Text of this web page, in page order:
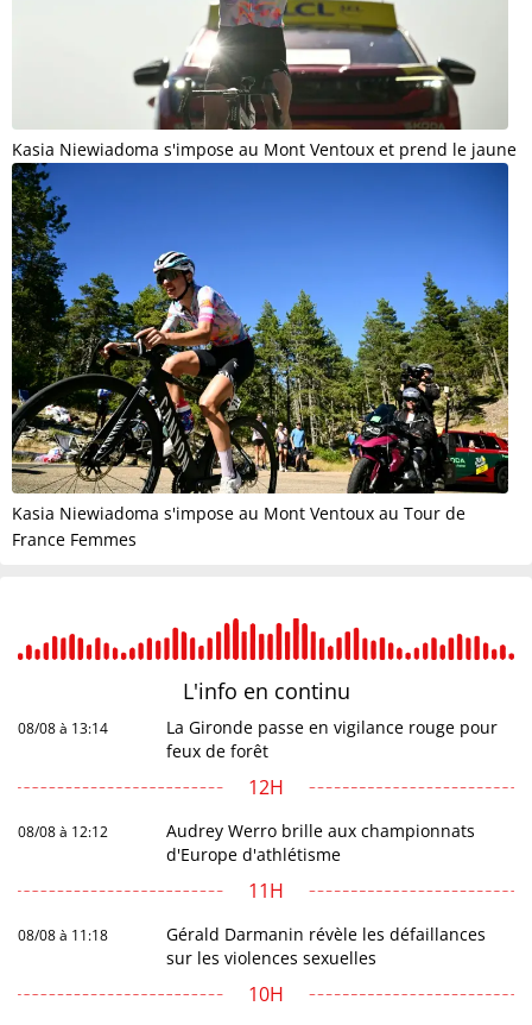
Kasia Niewiadoma s'impose au Mont Ventoux et prend le jaune
Kasia Niewiadoma s'impose au Mont Ventoux au Tour de
France Femmes
L'info en continu
08/08 à 13:14
La Gironde passe en vigilance rouge pour
feux de forêt
12H
08/08 à 12:12
Audrey Werro brille aux championnats
d'Europe d'athlétisme
11H
08/08 à 11:18
Gérald Darmanin révèle les défaillances
sur les violences sexuelles
10H